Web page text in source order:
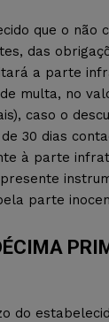
que o não
das
a parte
multa, no
caso o
30 dias
à parte
parte
do